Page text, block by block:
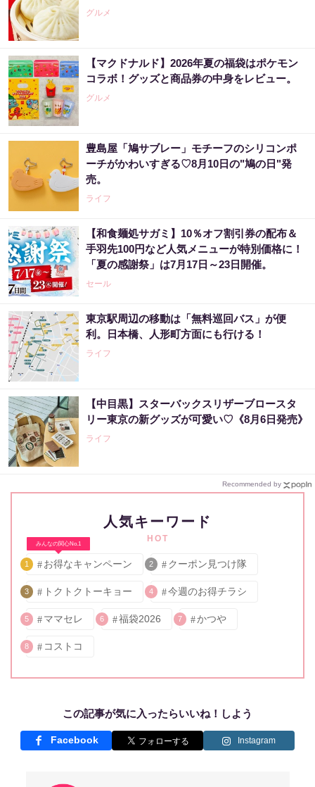
グルメ
【マクドナルド】2026年夏の福袋はポケモン
コラボ！グッズと商品券の中身をレビュー。
グルメ
豊島屋「鳩サブレー」モチーフのシリコンポ
ーチがかわいすぎる♡8月10日の"鳩の日"発
売。
ライフ
【和食麺処サガミ】10％オフ割引券の配布＆
手羽先100円など人気メニューが特別価格に！
「夏の感謝祭」は7月17日～23日開催。
セール
東京駅周辺の移動は「無料巡回バス」が便
利。日本橋、人形町方面にも行ける！
ライフ
【中目黒】スターバックスリザーブロースタ
リー東京の新グッズが可愛い♡《8月6日発売》
ライフ
Recommended by
人気キーワード
HOT
みんなの関心No.1
1 お得なキャンペーン 2 クーポン見つけ隊
3 トクトクトーキョー 4 今週のお得チラシ
5 ママセレ 6 福袋2026 7 かつや
8 コストコ
この記事が気に入ったらいいね！しよう
Facebook Instagram